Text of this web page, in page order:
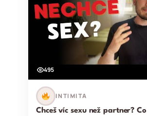
495
INTIMITA
Chceš víc sexu než partner?